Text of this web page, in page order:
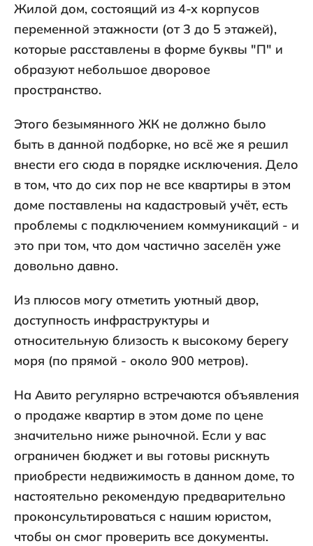
Жилой дом, состоящий из 4-х корпусов
переменной этажности (от 3 до 5 этажей),
которые расставлены в форме буквы "П" и
образуют небольшое дворовое
пространство.
Этого безымянного ЖК не должно было
быть в данной подборке, но всё же я решил
внести его сюда в порядке исключения. Дело
в том, что до сих пор не все квартиры в этом
доме поставлены на кадастровый учёт, есть
проблемы с подключением коммуникаций - и
это при том, что дом частично заселён уже
довольно давно.
Из плюсов могу отметить уютный двор,
доступность инфраструктуры и
относительную близость к высокому берегу
моря (по прямой - около 900 метров).
На Авито регулярно встречаются объявления
о продаже квартир в этом доме по цене
значительно ниже рыночной. Если у вас
ограничен бюджет и вы готовы рискнуть
приобрести недвижимость в данном доме, то
настоятельно рекомендую предварительно
проконсультироваться с нашим юристом,
чтобы он смог проверить все документы.